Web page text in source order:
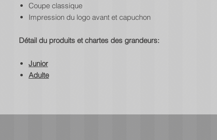
Coupe classique
Impression du logo avant et capuchon
Détail du produits et chartes des grandeurs:
Junior
Adulte